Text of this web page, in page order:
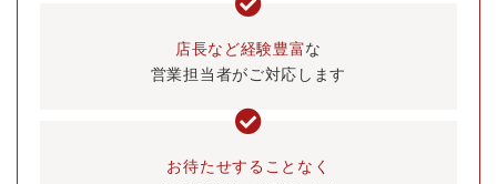
店長など経験豊富な
営業担当者がご対応します
お待たせすることなく